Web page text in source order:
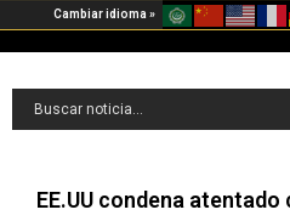
Cambiar idioma »
EE.UU condena